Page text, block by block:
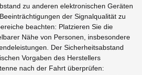
zu anderen elektronischen Geräten
der Signalqualität zu
beachten: Platzieren Sie die
Nähe von Personen, insbesondere
Der Sicherheitsabstand
Vorgaben des Herstellers
nach der Fahrt überprüfen: